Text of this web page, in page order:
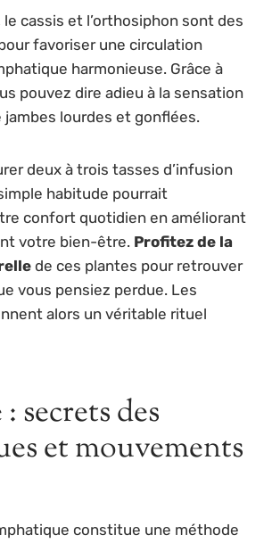
le cassis et l’orthosiphon sont des
favoriser une circulation
harmonieuse. Grâce à
pouvez dire adieu à la sensation
jambes lourdes et gonflées.
deux à trois tasses d’infusion
habitude pourrait
confort quotidien en améliorant
votre bien-être. Profitez de la
de ces plantes pour retrouver
vous pensiez perdue. Les
alors un véritable rituel
secrets des
et mouvements
constitue une méthode